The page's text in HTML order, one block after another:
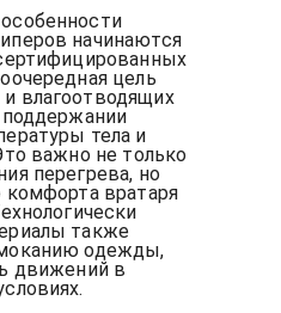
начинаются
цель
влагоотводящих
тела и
важно не только
перегрева, но
вратаря
также
одежды,
движений в